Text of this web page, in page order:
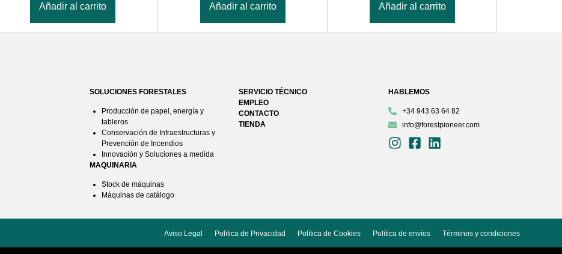
Añadir al carrito Añadir al carrito Añadir al carrito
SOLUCIONES FORESTALES
Producción de papel, energía y
tableros
Conservación de Infraestructuras y
Prevención de Incendios
Innovación y Soluciones a medida
MAQUINARIA
Stock de máquinas
Máquinas de catálogo
SERVICIO TÉCNICO
EMPLEO
CONTACTO
TIENDA
HABLEMOS
+34 943 63 64 82
info@forestpioneer.com
Aviso Legal Política de Privacidad Política de Cookies Política de envíos Términos y condiciones